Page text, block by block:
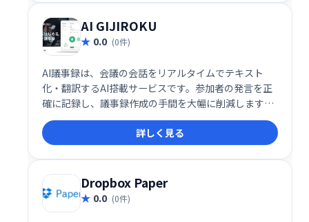
AI GIJIROKU
0.0 (0件)
AI議事録は、会議の会話をリアルタイムでテキスト
化・翻訳するAI搭載サービスです。参加者の発言を正
確に記録し、議事録作成の手間を大幅に削減します。
多言語対応でグローバルな会議にも対応可能。効率的
な会議運営を実現します。詳しく見る
Dropbox Paper
0.0 (0件)